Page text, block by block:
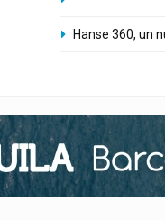
Hanse 360, un